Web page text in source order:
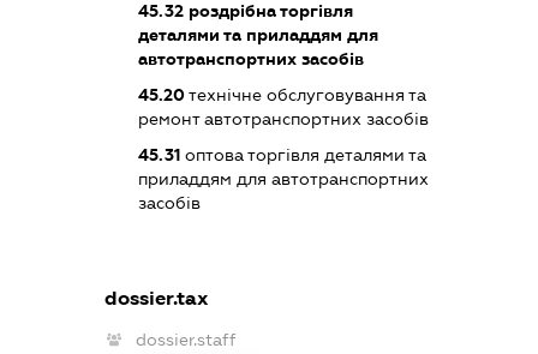
45.32 роздрібна торгівля
деталями та приладдям для
автотранспортних засобів
45.20технічне обслуговування та
ремонт автотранспортних засобів
45.31 оптова торгівля деталями та
приладдям для автотранспортних
засобів
dossier.tax
dossier.staff